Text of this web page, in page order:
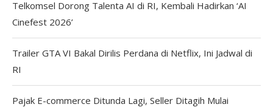
Telkomsel Dorong Talenta AI di RI, Kembali Hadirkan ‘AI
Cinefest 2026’
Trailer GTA VI Bakal Dirilis Perdana di Netflix, Ini Jadwal di
RI
Pajak E-commerce Ditunda Lagi, Seller Ditagih Mulai